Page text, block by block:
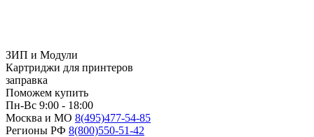
ЗИП и Модули
Картриджи для принтеров
заправка
Поможем купить
Пн-Вс 9:00 - 18:00
Москва и МО 8(495)477-54-85
Регионы РФ 8(800)550-51-42